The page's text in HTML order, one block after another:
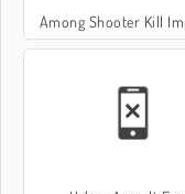
Among Shooter Kill